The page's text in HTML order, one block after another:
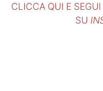
CLICCA QUI E SEGUI
SU